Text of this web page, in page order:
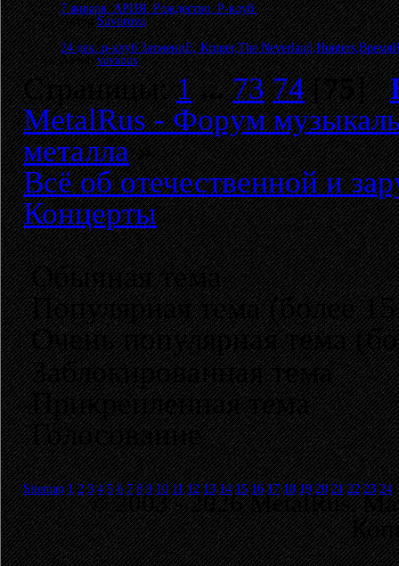
7 января. АРИЯ. Рождество. Р-клуб.
АвторSuvorova
24 дек. р-клуб ЗатмениЕ, Кruger,The
Авторvavanus
Страницы:1 ...73 74[75]
MetalRus - Форум
металла»
Всё об отечественной и
Концерты
Обычная тема
Популярная тема (более 15
Очень популярная тема
Заблокированная тема
Прикрепленная тема
Голосование
Sitemap 1 2 3 4 5 6 7 8 9 10 11 12 13 14 15 16 17 18 19 20 21 22 23 24
© 2003 - 2026 MetalRus.